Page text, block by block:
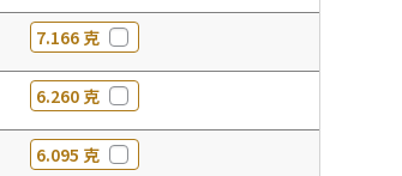
7.166 克
6.260 克
6.095 克